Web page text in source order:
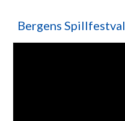
Bergens Spillfestval